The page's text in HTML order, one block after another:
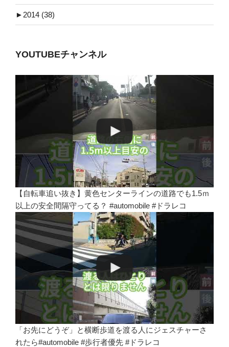
► 2014 (38)
YOUTUBEチャンネル
【自転車追い抜き】黄色センターラインの道路でも1.5ｍ
以上の安全間隔守ってる？ #automobile #ドラレコ
「お先にどうぞ」と横断歩道を渡る人にジェスチャーさ
れたら#automobile #歩行者優先 #ドラレコ